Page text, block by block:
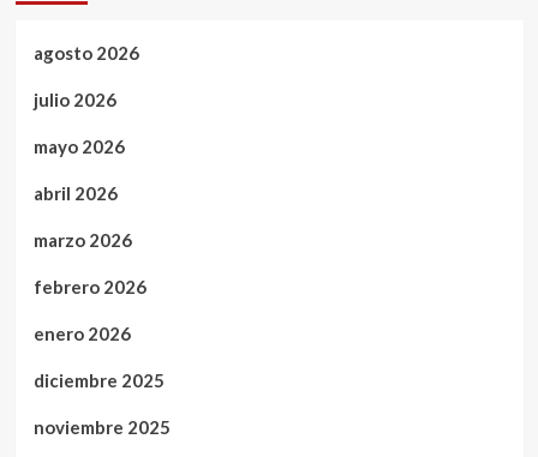
agosto 2026
julio 2026
mayo 2026
abril 2026
marzo 2026
febrero 2026
enero 2026
diciembre 2025
noviembre 2025